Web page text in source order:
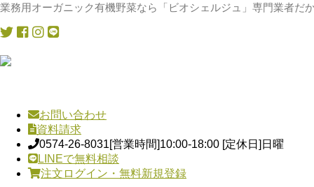
業務用オーガニック有機野菜なら「ビオシェルジュ」専門業者だ
お問い合わせ
資料請求
0574-26-8031[営業時間]10:00-18:00 [定休日]日曜
LINEで無料相談
注文ログイン・無料新規登録